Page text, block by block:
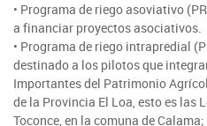
¿Qué es INDAP?
Sea usuario INDAP
Gestión y Presupuesto
Programa Desarrollo
Programa de Asociatividad
Acciones INDAP
Red Tiendas Mundo Rural
Sitios Regionales
Arica y Parinacota
Sala de Prensa
• Programa de riego asoviativo
a financiar proyectos asociativos.
• Programa de riego intrapredial
destinado a los pilotos que
Importantes del Patrimonio
de la Provincia El Loa, esto es las
Toconce, en la comuna de